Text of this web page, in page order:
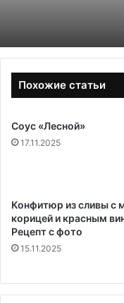
Похожие статьи
Соус «Лесной»
17.11.2025
Конфитюр из сливы с
корицей и красным
Рецепт с фото
15.11.2025